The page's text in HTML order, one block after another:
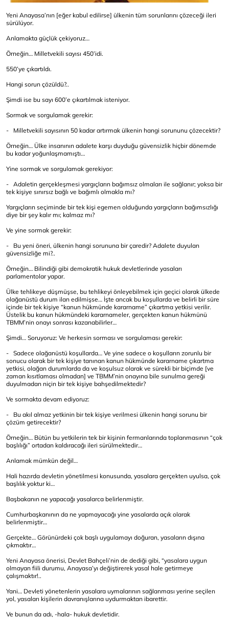
Yeni Anayasa’nın [eğer kabul edilirse] ülkenin tüm sorunlarını çözeceği ileri
sürülüyor.
Anlamakta güçlük çekiyoruz…
Örneğin… Milletvekili sayısı 450’idi.
550’ye çıkartıldı.
Hangi sorun çözüldü?..
Şimdi ise bu sayı 600’e çıkartılmak isteniyor.
Sormak ve sorgulamak gerekir:
- Milletvekili sayısının 50 kadar artırmak ülkenin hangi sorununu çözecektir?
Örneğin… Ülke insanının adalete karşı duyduğu güvensizlik hiçbir dönemde
bu kadar yoğunlaşmamıştı…
Yine sormak ve sorgulamak gerekiyor:
- Adaletin gerçekleşmesi yargıçların bağımsız olmaları ile sağlanır; yoksa bir
tek kişiye sınırsız bağlı ve bağımlı olmakla mı?
Yargıçların seçiminde bir tek kişi egemen olduğunda yargıçların bağımsızlığı
diye bir şey kalır mı; kalmaz mı?
Ve yine sormak gerekir:
- Bu yeni öneri, ülkenin hangi sorununa bir çaredir? Adalete duyulan
güvensizliğe mi?..
Örneğin… Bilindiği gibi demokratik hukuk devletlerinde yasaları
parlamentolar yapar.
Ülke tehlikeye düşmüşse, bu tehlikeyi önleyebilmek için geçici olarak ülkede
olağanüstü durum ilan edilmişse… İşte ancak bu koşullarda ve belirli bir süre
içinde bir tek kişiye “kanun hükmünde kararname” çıkartma yetkisi verilir.
Üstelik bu kanun hükmündeki kararnameler, gerçekten kanun hükmünü
TBMM’nin onayı sonrası kazanabilirler…
Şimdi… Soruyoruz: Ve herkesin sorması ve sorgulaması gerekir:
- Sadece olağanüstü koşullarda… Ve yine sadece o koşulların zorunlu bir
sonucu olarak bir tek kişiye tanınan kanun hükmünde kararname çıkartma
yetkisi, olağan durumlarda da ve koşulsuz olarak ve sürekli bir biçimde [ve
zaman kısıtlaması olmadan] ve TBMM’nin onayına bile sunulma gereği
duyulmadan niçin bir tek kişiye bahşedilmektedir?
Ve sormakta devam ediyoruz:
- Bu akıl almaz yetkinin bir tek kişiye verilmesi ülkenin hangi sorunu bir
çözüm getirecektir?
Örneğin… Bütün bu yetkilerin tek bir kişinin fermanlarında toplanmasının “çok
başlılığı” ortadan kaldıracağı ileri sürülmektedir…
Anlamak mümkün değil…
Hali hazırda devletin yönetilmesi konusunda, yasalara gerçekten uyulsa, çok
başlılık yoktur ki…
Başbakanın ne yapacağı yasalarca belirlenmiştir.
Cumhurbaşkanının da ne yapmayacağı yine yasalarda açık olarak
belirlenmiştir…
Gerçekte… Görünürdeki çok başlı uygulamayı doğuran, yasaların dışına
çıkmaktır…
Yeni Anayasa önerisi, Devlet Bahçeli’nin de dediği gibi, “yasalara uygun
olmayan fiili durumu, Anayasa’yı değiştirerek yasal hale getirmeye
çalışmaktır!..
Yani… Devleti yönetenlerin yasalara uymalarının sağlanması yerine seçilen
yol, yasaları kişilerin davranışlarına uydurmaktan ibarettir.
Ve bunun da adı, -hala- hukuk devletidir.